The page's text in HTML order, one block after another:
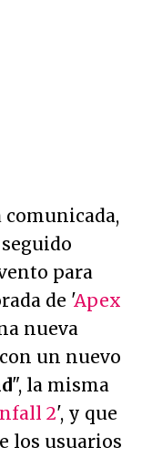
comunicada,
para
de 'Apex
nueva
un nuevo
", la misma
2', y que
los usuarios